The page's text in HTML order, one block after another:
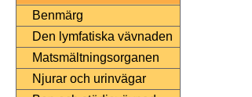
Benmärg
Den lymfatiska vävnaden
Matsmältningsorganen
Njurar och urinvägar